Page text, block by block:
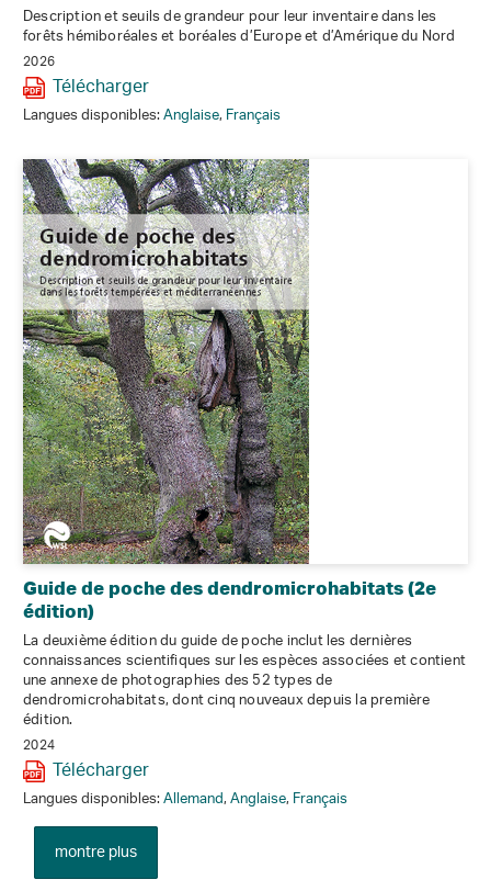
Description et seuils de grandeur pour leur inventaire dans les
forêts hémiboréales et boréales d’Europe et d’Amérique du Nord
2026
Télécharger
Langues disponibles:Anglaise,Français
Guide de poche des dendromicrohabitats (2e
édition)
La deuxième édition du guide de poche inclut les dernières
connaissances scientifiques sur les espèces associées et contient
une annexe de photographies des 52 types de
dendromicrohabitats, dont cinq nouveaux depuis la première
édition.
2024
Télécharger
Langues disponibles:Allemand,Anglaise,Français
montre plus